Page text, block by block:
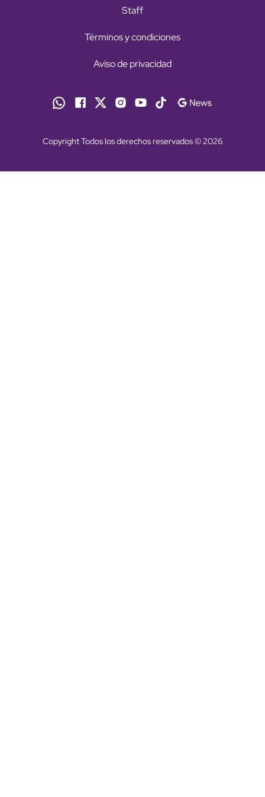
Staff
Términos y condiciones
Aviso de privacidad
Copyright Todos los derechos reservados © 2026